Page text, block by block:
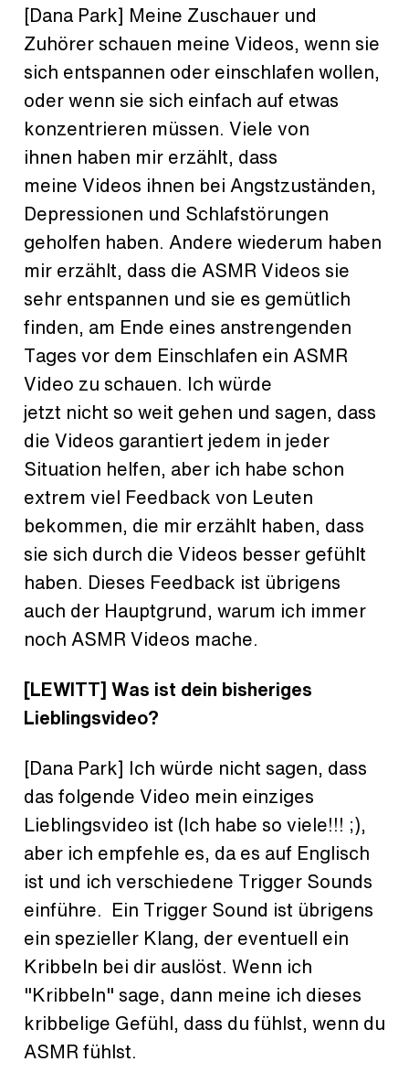
[Dana Park] Meine Zuschauer und
Zuhörer schauen meine Videos, wenn sie
sich entspannen oder einschlafen wollen,
oder wenn sie sich einfach auf etwas
konzentrieren müssen. Viele von
ihnen haben mir erzählt, dass
meine Videos ihnen bei Angstzuständen,
Depressionen und Schlafstörungen
geholfen haben. Andere wiederum haben
mir erzählt, dass die ASMR Videos sie
sehr entspannen und sie es gemütlich
finden, am Ende eines anstrengenden
Tages vor dem Einschlafen ein ASMR
Video zu schauen. Ich würde
jetzt nicht so weit gehen und sagen, dass
die Videos garantiert jedem in jeder
Situation helfen, aber ich habe schon
extrem viel Feedback von Leuten
bekommen, die mir erzählt haben, dass
sie sich durch die Videos besser gefühlt
haben. Dieses Feedback ist übrigens
auch der Hauptgrund, warum ich immer
noch ASMR Videos mache.
[LEWITT] Was ist dein bisheriges
Lieblingsvideo?
[Dana Park] Ich würde nicht sagen, dass
das folgende Video mein einziges
Lieblingsvideo ist (Ich habe so viele!!! ;),
aber ich empfehle es, da es auf Englisch
ist und ich verschiedene Trigger Sounds
einführe. Ein Trigger Sound ist übrigens
ein spezieller Klang, der eventuell ein
Kribbeln bei dir auslöst. Wenn ich
"Kribbeln" sage, dann meine ich dieses
kribbelige Gefühl, dass du fühlst, wenn du
ASMR fühlst.